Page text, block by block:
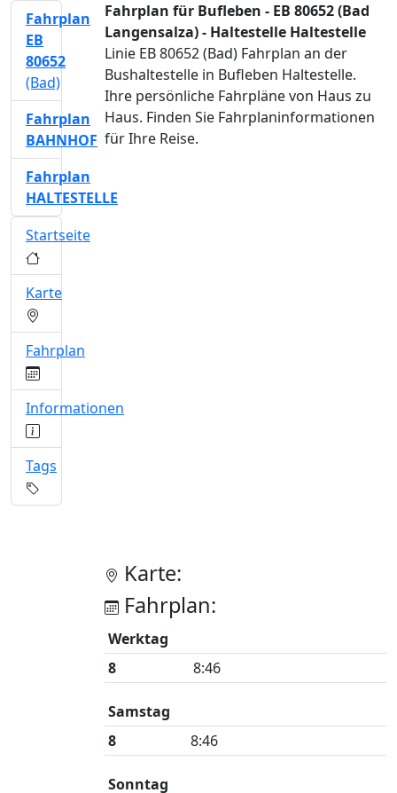
Fahrplan für Bufleben - EB 80652 (Bad
Langensalza) - Haltestelle Haltestelle
Linie EB 80652 (Bad) Fahrplan an der
Bushaltestelle in Bufleben Haltestelle.
Ihre persönliche Fahrpläne von Haus zu
Haus. Finden Sie Fahrplaninformationen
für Ihre Reise.
Karte:
Fahrplan:
Werktag
8
8:46
Samstag
8
8:46
Sonntag
Fahrplan
EB
80652
(Bad)
Fahrplan
BAHNHOF
Fahrplan
HALTESTELLE
Startseite
Karte
Fahrplan
Informationen
Tags